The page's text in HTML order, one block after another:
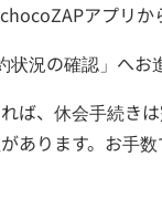
アプリか
況の確認」へお
ば、休会手続き
あります。お手